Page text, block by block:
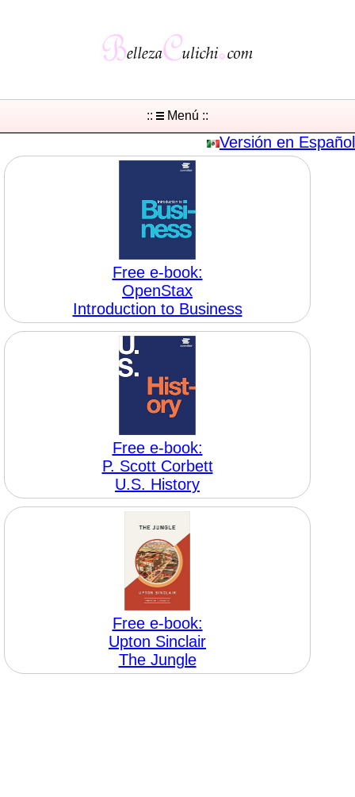
:: Menú ::
Versión en Español
Free e-book:
OpenStax
Introduction to Business
Free e-book:
P. Scott Corbett
U.S. History
Free e-book:
Upton Sinclair
The Jungle